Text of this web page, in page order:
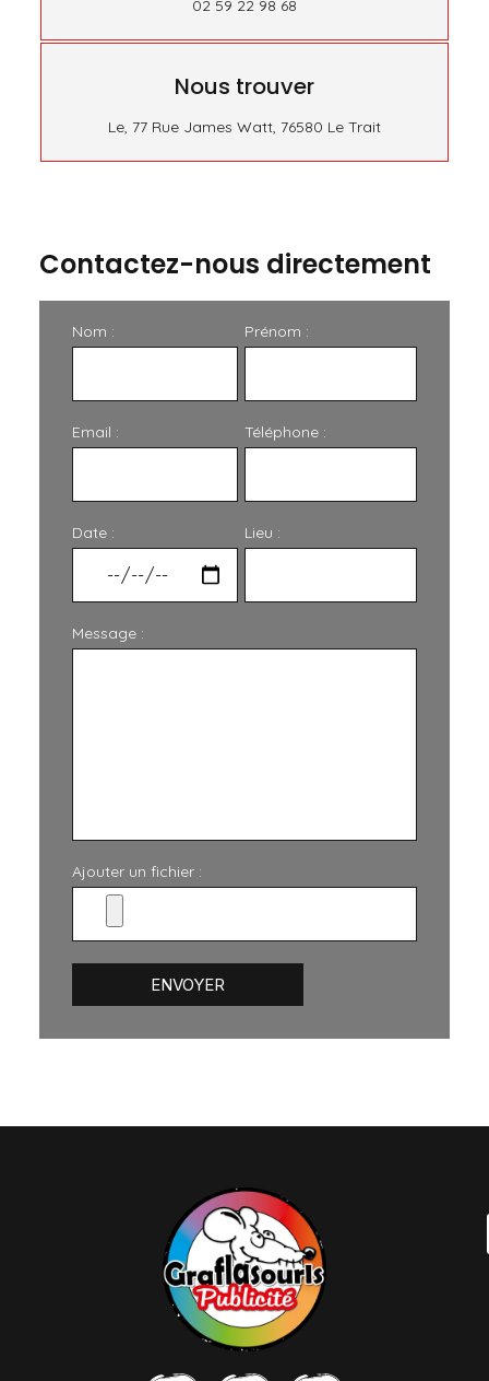
02 59 22 98 68
Nous trouver
Le, 77 Rue James Watt, 76580 Le Trait
Contactez-nous directement
Nom : Prénom :
Email : Téléphone :
Date : Lieu :
Message :
Ajouter un fichier :